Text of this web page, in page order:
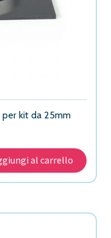
per kit da 25mm
al carrello